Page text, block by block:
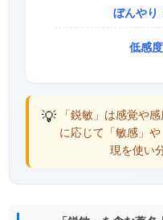
ぼんやり
低感度
💡 「鋭敏」は感覚や
に応じて「敏感」
現を使い